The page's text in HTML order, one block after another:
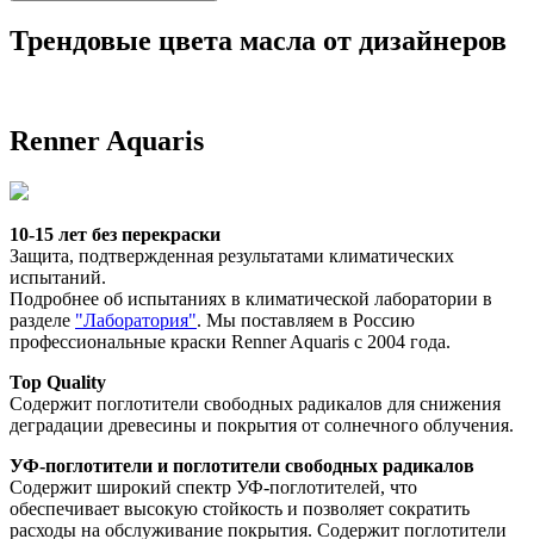
Трендовые цвета масла от дизайнеров
Renner Aquaris
10-15 лет без перекраски
Защита, подтвержденная результатами климатических
испытаний.
Подробнее об испытаниях в климатической лаборатории в
разделе "Лаборатория". Мы поставляем в Россию
профессиональные краски Renner Aquaris с 2004 года.
Top Quality
Содержит поглотители свободных радикалов для снижения
деградации древесины и покрытия от солнечного облучения.
УФ-поглотители и поглотители свободных радикалов
Содержит широкий спектр УФ-поглотителей, что
обеспечивает высокую стойкость и позволяет сократить
расходы на обслуживание покрытия. Содержит поглотители